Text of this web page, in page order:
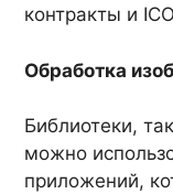
контракты и
Обработка
Библиотеки,
можно
приложений,